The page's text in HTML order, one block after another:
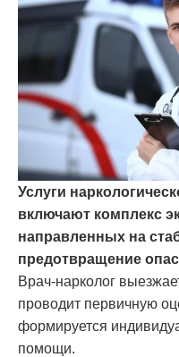
Услуги
включают комплекс
направленных на
предотвращение
Врач-нарколог
проводит первичную
формируется
помощи.